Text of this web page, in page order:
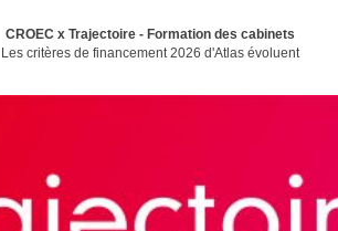
CROEC x Trajectoire - Formation des cabinets
Les critères de financement 2026 d'Atlas évoluent